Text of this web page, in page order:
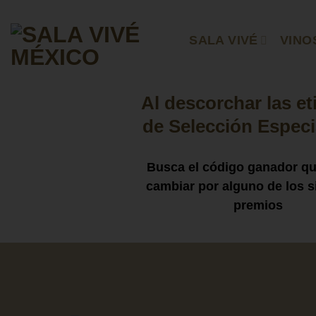
content
SALA VIVÉ
Al descorchar las
de Selección
Busca el código ganador
cambiar por alguno de los
premios